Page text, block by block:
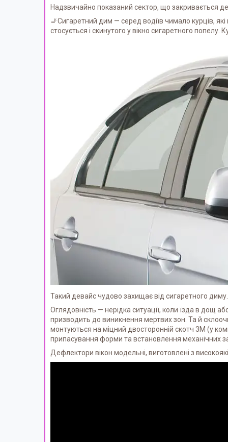
Надзвичайно показаний сектор, що закривається
🚬Сигаретний дим — серед водіїв чимало курців,
стосується і скинутого у вікно сигаретного
Такий девайс чудово захищає від сигаретного диму.
Оглядовність — нерідка ситуації, коли їзда в дощ
призводить до виникнення мертвих зон. Та й
монтуються на міцний двосторонній скотч 3М (у
припасування форми та встановлення механічних
Дефлектори вікон модельні, виготовлені з